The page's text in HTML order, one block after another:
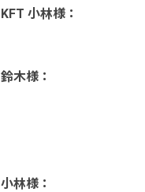
KFT 小林様
鈴木様
小林様